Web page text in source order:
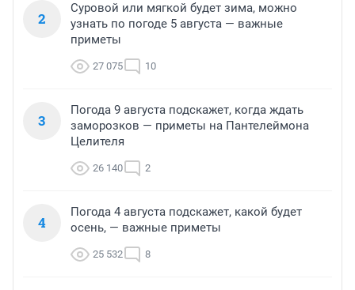
2
Суровой или мягкой будет зима, можно
узнать по погоде 5 августа — важные
приметы
27 075 10
3
Погода 9 августа подскажет, когда ждать
заморозков — приметы на Пантелеймона
Целителя
26 140 2
4
Погода 4 августа подскажет, какой будет
осень, — важные приметы
25 532 8